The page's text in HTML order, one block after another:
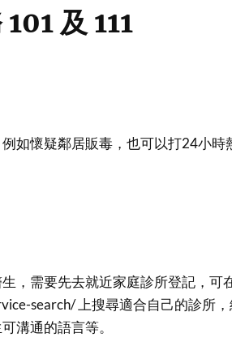
及 111
如懷疑鄰居販毒，也可以打24小時
，需要先去就近家庭診所登記，可
search/ 上搜尋適合自己的診所
溝通的語言等。